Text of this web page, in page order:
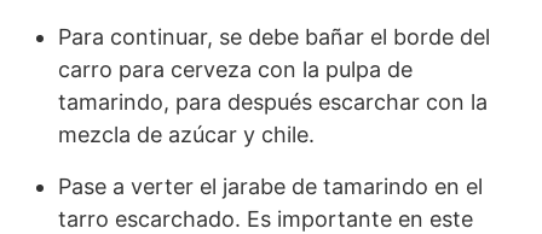
Para continuar, se debe bañar el borde del
carro para cerveza con la pulpa de
tamarindo, para después escarchar con la
mezcla de azúcar y chile.
Pase a verter el jarabe de tamarindo en el
tarro escarchado. Es importante en este